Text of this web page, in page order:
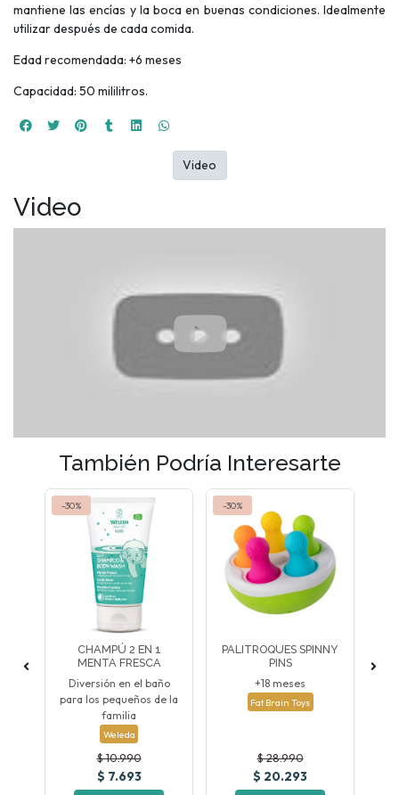
mantiene las encías y la boca en buenas condiciones. Idealmente
utilizar después de cada comida.
Edad recomendada: +6 meses
Capacidad: 50 mililitros.
Video
Video
También Podría Interesarte
-30%
CHAMPÚ 2 EN 1
MENTA FRESCA
Diversión en el baño
para los pequeños de la
familia
Weleda
$ 10.990
$ 7.693
-30%
PALITROQUES SPINNY
PINS
+18 meses
Fat Brain Toys
$ 28.990
$ 20.293